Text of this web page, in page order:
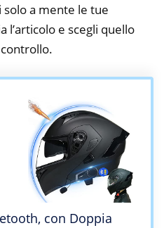
a mente le tue
l’articolo e scegli quello
con Doppia